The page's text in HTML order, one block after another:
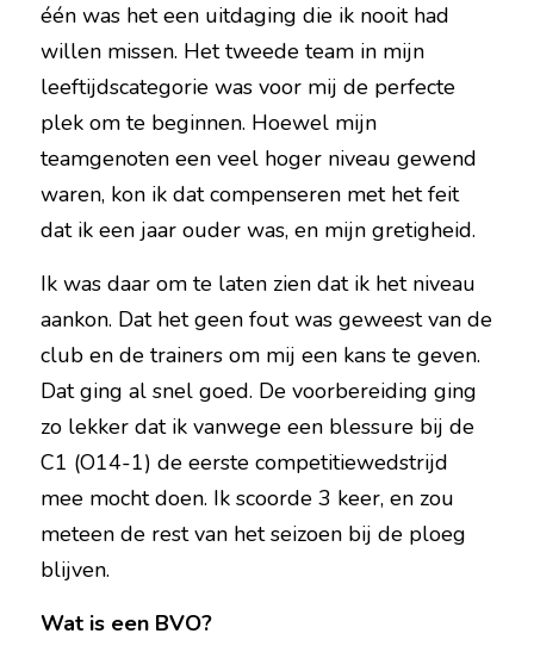
één was het een uitdaging die ik nooit had
willen missen. Het tweede team in mijn
leeftijdscategorie was voor mij de perfecte
plek om te beginnen. Hoewel mijn
teamgenoten een veel hoger niveau gewend
waren, kon ik dat compenseren met het feit
dat ik een jaar ouder was, en mijn gretigheid.
Ik was daar om te laten zien dat ik het niveau
aankon. Dat het geen fout was geweest van de
club en de trainers om mij een kans te geven.
Dat ging al snel goed. De voorbereiding ging
zo lekker dat ik vanwege een blessure bij de
C1 (O14-1) de eerste competitiewedstrijd
mee mocht doen. Ik scoorde 3 keer, en zou
meteen de rest van het seizoen bij de ploeg
blijven.
Wat is een BVO?